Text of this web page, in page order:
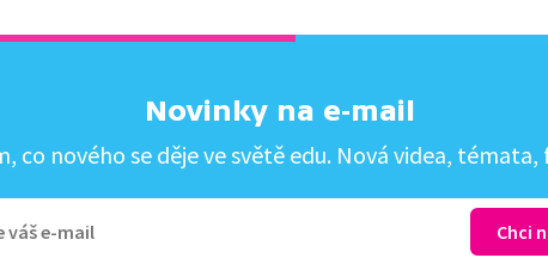
Novinky na e-mail
co nového se děje ve světě edu. Nová videa, témata,